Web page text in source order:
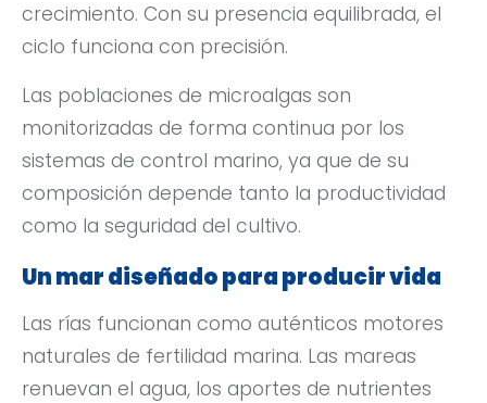
crecimiento. Con su presencia equilibrada, el
ciclo funciona con precisión.
Las poblaciones de microalgas son
monitorizadas de forma continua por los
sistemas de control marino, ya que de su
composición depende tanto la productividad
como la seguridad del cultivo.
Un mar diseñado para producir vida
Las rías funcionan como auténticos motores
naturales de fertilidad marina. Las mareas
renuevan el agua, los aportes de nutrientes